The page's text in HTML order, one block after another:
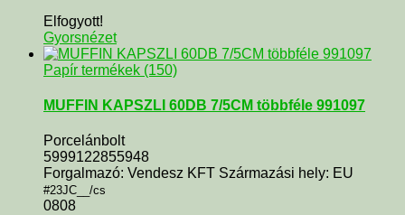
Elfogyott!
Gyorsnézet
Papír termékek (150)
MUFFIN KAPSZLI 60DB 7/5CM többféle 991097
Porcelánbolt
5999122855948
Forgalmazó: Vendesz KFT Származási hely: EU
#23JC__/cs
0808